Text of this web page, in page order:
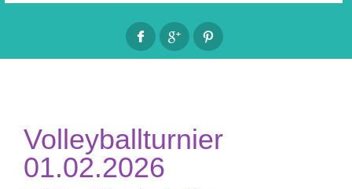
Volleyballturnier
01.02.2026